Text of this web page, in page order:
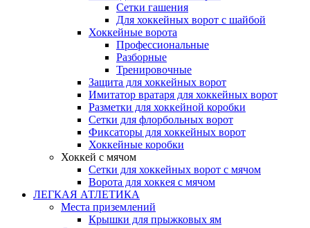
Сетки гашения
Для хоккейных ворот с шайбой
Хоккейные ворота
Профессиональные
Разборные
Тренировочные
Защита для хоккейных ворот
Имитатор вратаря для хоккейных ворот
Разметки для хоккейной коробки
Сетки для флорбольных ворот
Фиксаторы для хоккейных ворот
Хоккейные коробки
Хоккей с мячом
Сетки для хоккейных ворот с мячом
Ворота для хоккея с мячом
ЛЕГКАЯ АТЛЕТИКА
Места приземлений
Крышки для прыжковых ям